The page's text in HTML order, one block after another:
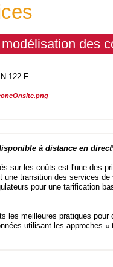
des
à distance en
sur les coûts est l'une des
transition des services de
pour une tarification
les meilleures pratiques pour
utilisant les approches «